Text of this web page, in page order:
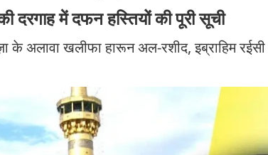
दरगाह में दफन हस्तियों की पूरी सूची
के अलावा खलीफा हारून अल-रशीद, इब्राहिम